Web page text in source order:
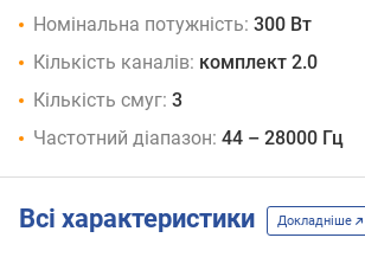
Номінальна потужність: 300 Вт
Кількість каналів: комплект 2.0
Кількість смуг: 3
Частотний діапазон: 44 – 28000 Гц
Всі характеристики Докладніше